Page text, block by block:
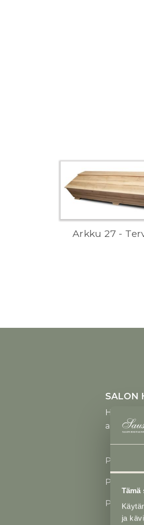
Tämä
ja
Arkku 27 -
SALON
arkisin
Puh 02
P. 040
P. 040